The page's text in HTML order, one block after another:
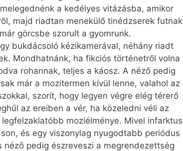
a kedélyes vitázásba, amikor
majd riadtan menekülő tinédzserek futnak
görcsbe szorult a gyomrunk.
bukdácsoló kézikamerával, néhány riadt
Mondhatnánk, ha fikciós történetről volna
rohannak, teljes a káosz. A néző pedig
már a mozitermen kívül lenne, valahol az
szorít, hogy legyen végre elég térerő
az ereiben a vér, ha közeledni véli az
mozi­élménye. Mivel infarktus
és egy viszonylag nyugodtabb periódus
pedig észreveszi a megrendezettség